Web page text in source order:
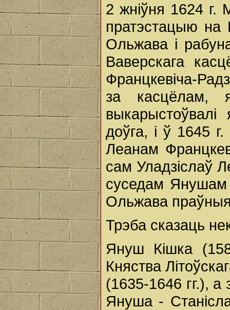
2 жніўня 1624 г.
пратэстацыю на
Ольжава і
Ваверскага
Францкевіча-
за касцёлам,
доўга, і ў 1645
Леанам
сам Уладзіслаў
суседам Янушам
Ольжава праўныя
Трэба сказаць
Януш Кішка
Княства
(1635-1646 гг.), а
Януша -